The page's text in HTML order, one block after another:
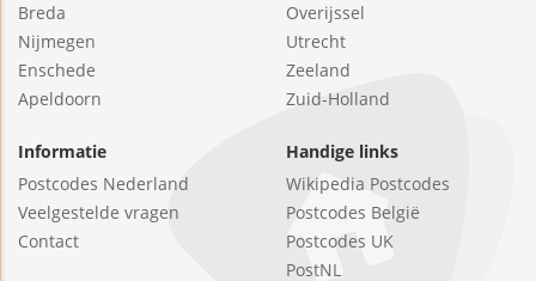
Breda
Nijmegen
Enschede
Apeldoorn
Overijssel
Utrecht
Zeeland
Zuid-Holland
Informatie
Postcodes Nederland
Veelgestelde vragen
Contact
Handige links
Wikipedia Postcodes
Postcodes België
Postcodes UK
PostNL